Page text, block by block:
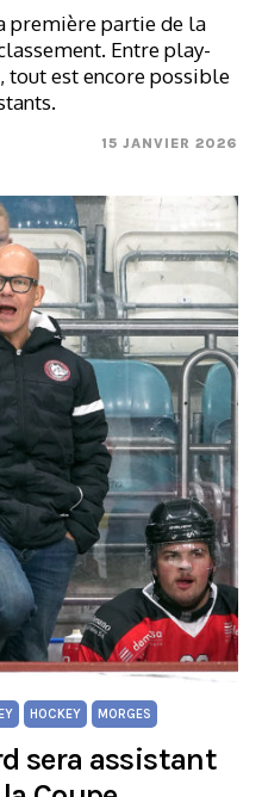
première partie de la
Entre play-
est encore possible
15 JANVIER 2026
HOCKEY MORGES
sera assistant